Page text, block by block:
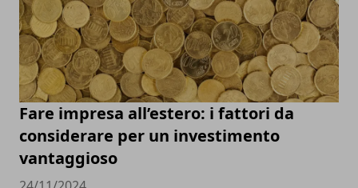
Fare impresa all’estero: i fattori da
considerare per un investimento
vantaggioso